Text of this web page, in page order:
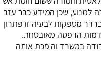
למנוע, שכן המידע כבר עזב
מספקות לבעיה זו פתרון
בדמות הדפסה מאובטחת.
במשרד והופכת אותה